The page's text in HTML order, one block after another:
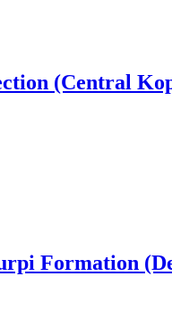
(Central
Formation